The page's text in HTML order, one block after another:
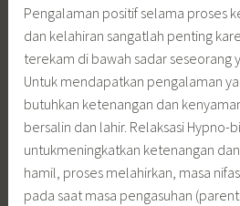
Pengalaman positif selama proses
dan kelahiran sangatlah penting
terekam di bawah sadar seseorang
Untuk mendapatkan pengalaman
butuhkan ketenangan dan
bersalin dan lahir. Relaksasi Hypno-
untukmeningkatkan ketenangan
hamil, proses melahirkan, masa
pada saat masa pengasuhan